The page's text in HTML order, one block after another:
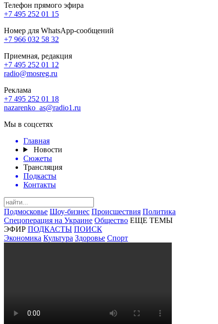
Телефон прямого эфира
+7 495 252 01 15
Номер для WhatsApp-сообщений
+7 966 032 58 32
Приемная, редакция
+7 495 252 01 12
radio@mosreg.ru
Реклама
+7 495 252 01 18
nazarenko_as@radio1.ru
Мы в соцсетях
Главная
Новости
Сюжеты
Трансляция
Подкасты
Контакты
Подмосковье Шоу-бизнес Происшествия Политика
Спецоперация на Украине Общество ЕЩЕ ТЕМЫ
ЭФИР ПОДКАСТЫ ПОИСК
Экономика Культура Здоровье Спорт